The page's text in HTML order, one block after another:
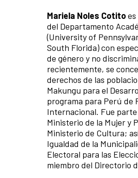
Mariela Noles Cotito
del Departamento
(University of
South Florida) con
de género y no
recientemente, se
derechos de las
Makungu para el
programa para Perú de
Internacional. Fue
Ministerio de la Mujer y
Ministerio de Cultura;
Igualdad de la
Electoral para las
miembro del Directorio